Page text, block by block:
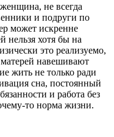
не всегда
и подруги по
может искренне
нельзя хотя бы на
это реализуемо,
навешивают
жить не только ради
сна, постоянный
и работа без
то норма жизни.